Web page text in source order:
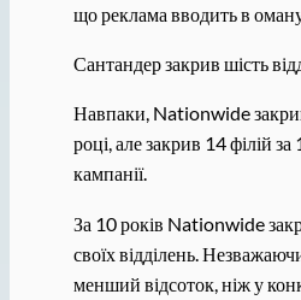
що реклама вводить в
Сантандер закрив шість
Навпаки, Nationwide
році, але закрив 14 філій за
кампанії.
За 10 років Nationwide
своїх відділень.
менший відсоток, ніж у